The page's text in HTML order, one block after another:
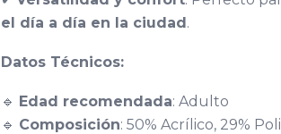
el día a día en la ciudad.
Datos Técnicos:
🔹 Edad recomendada: Adulto
🔹 Composición: 50% Acrílico, 29%